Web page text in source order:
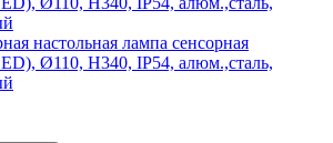
настольная лампа сенсорная
Ø110, H340, IP54, алюм.,сталь,